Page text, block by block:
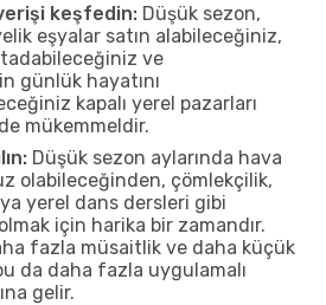
keşfedin: Düşük sezon,
eşyalar satın alabileceğiniz,
ve
günlük hayatını
kapalı yerel pazarları
mükemmeldir.
Düşük sezon aylarında hava
olabileceğinden, çömlekçilik,
yerel dans dersleri gibi
için harika bir zamandır.
fazla müsaitlik ve daha küçük
da daha fazla uygulamalı
gelir.